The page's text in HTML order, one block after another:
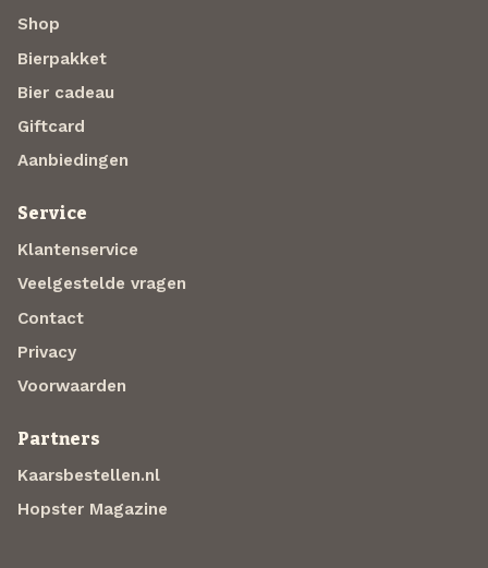
Shop
Bierpakket
Bier cadeau
Giftcard
Aanbiedingen
Service
Klantenservice
Veelgestelde vragen
Contact
Privacy
Voorwaarden
Partners
Kaarsbestellen.nl
Hopster Magazine